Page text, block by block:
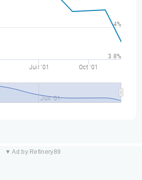
Juil '01 Oct '01
Juil '01
3.8%
4%
▼ Ad by Refinery89